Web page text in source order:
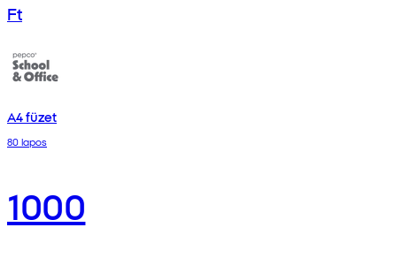
Ft
A4 füzet
80 lapos
1000